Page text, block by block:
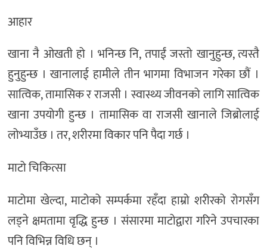
आहार
खाना नै ओखती हो । भनिन्छ नि, तपाईं जस्तो खानुहुन्छ, त्यस्तै
हुनुहुन्छ । खानालाई हामीले तीन भागमा विभाजन गरेका छौं ।
सात्विक, तामासिक र राजसी । स्वास्थ्य जीवनको लागि सात्विक
खाना उपयोगी हुन्छ । तामासिक वा राजसी खानाले जिब्रोलाई
लोभ्याउँछ । तर, शरीरमा विकार पनि पैदा गर्छ ।
माटो चिकित्सा
माटोमा खेल्दा, माटोको सम्पर्कमा रहँदा हाम्रो शरीरको रोगसँग
लड्ने क्षमतामा वृद्धि हुन्छ । संसारमा माटोद्वारा गरिने उपचारका
पनि विभिन्न विधि छन् ।